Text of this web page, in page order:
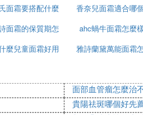
些事項
拉絲現象， 產品使用上不宜拍
略微會痛，個別肌膚會出現小
中所產生的修復現象。因為受
層痘痘會逐漸減小，然後結痂縮
麼功效
面霜要搭配什麼
用
香奈兒面霜適合哪
齡段
面霜的保質期怎
麼看
ahc蝸牛面霜怎麼
麼兒童面霜好用
雅詩蘭黛萬能面霜
面部血管瘤怎麼治
貴陽祛斑哪個好先